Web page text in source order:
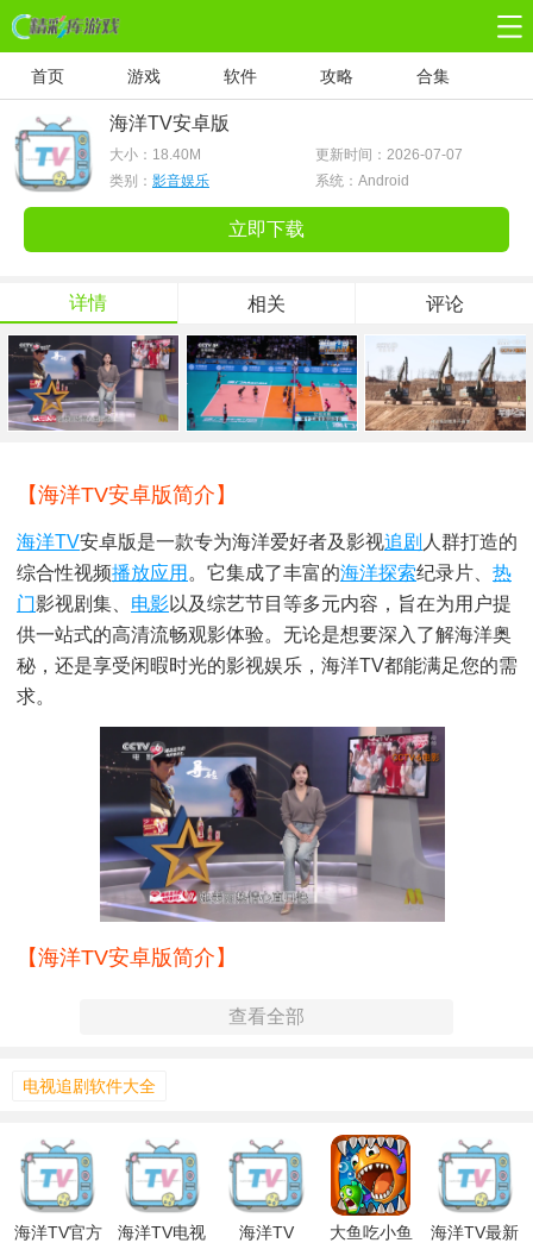
首页 游戏 软件 攻略 合集
海洋TV安卓版
大小： 18.40M
更新时间：2026-07-07
类别： 影音娱乐 系统：Android
立即下载
详情 相关 评论
【海洋TV安卓版简介】
海洋TV安卓版是一款专为海洋爱好者及影视追剧 人群打造的
综合性视频播放应用 。它集成了丰富的海洋探索纪录片、 热
门影视剧集、 电影以及综艺节目等多元内容，旨在为用户提
供一站式的高清流畅观影体验。无论是想要深入了解海洋奥
秘，还是享受闲暇时光的影视娱乐，海洋TV都能满足您的需
求。
【海洋TV安卓版简介】
海洋TV安卓版界面简洁友好，操作便捷，支持多种视频格式
的观看历史和偏好，智能推送相关视频，提升观影效率。此
【海洋TV安卓版特色】
1. 海量资源：涵盖海洋探索、影视剧集、电影、综艺等多种
查看全部
电视追剧软件大全
海洋TV官方
海洋TV电视
海洋TV
大鱼吃小鱼
海洋TV最新